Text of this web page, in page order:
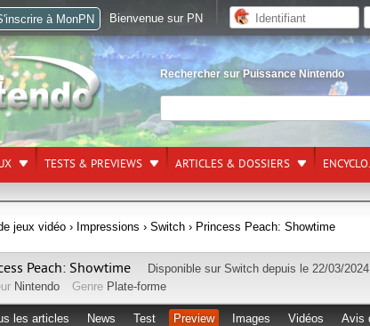
Rechercher sur Puissance Nintendo
TESTS & PREVIEWS ARTICLES & DOSSIERS ENCYCLO.
jeux vidéo › Impressions › Switch › Princess Peach: Showtime
Peach: Showtime Disponible sur Switch depuis le 22/03/2024
Nintendo Genre Plate-forme
les articles News Test Preview Images Vidéos Avis
à MonPN Bienvenue sur PN